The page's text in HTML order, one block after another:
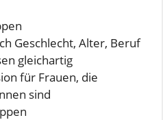
Geschlecht, Alter, Beruf
gleichartig
für Frauen, die
sind